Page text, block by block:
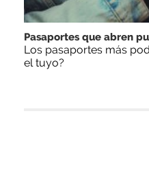
Pasaportes que abren
Los pasaportes más
el tuyo?